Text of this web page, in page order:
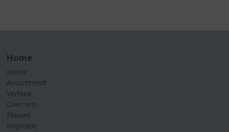
Home
Home
Assortiment
Verhuur
Over ons
Nieuws
Inspiratie